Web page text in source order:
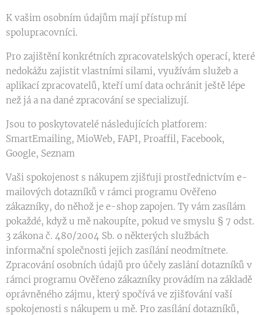
K vašim osobním údajům mají přístup mí
spolupracovníci.
Pro zajištění konkrétních zpracovatelských operací, které
nedokážu zajistit vlastními silami, využívám služeb a
aplikací zpracovatelů, kteří umí data ochránit ještě lépe
než já a na dané zpracování se specializují.
Jsou to poskytovatelé následujících platforem:
SmartEmailing, MioWeb, FAPI, Proaffil, Facebook,
Google, Seznam
Vaši spokojenost s nákupem zjišťuji prostřednictvím e-
mailových dotazníků v rámci programu Ověřeno
zákazníky, do něhož je e-shop zapojen. Ty vám zasílám
pokaždé, když u mě nakoupíte, pokud ve smyslu § 7 odst.
3 zákona č. 480/2004 Sb. o některých službách
informační společnosti jejich zasílání neodmítnete.
Zpracování osobních údajů pro účely zaslání dotazníků v
rámci programu Ověřeno zákazníky provádím na základě
oprávněného zájmu, který spočívá ve zjišťování vaší
spokojenosti s nákupem u mě. Pro zasílání dotazníků,